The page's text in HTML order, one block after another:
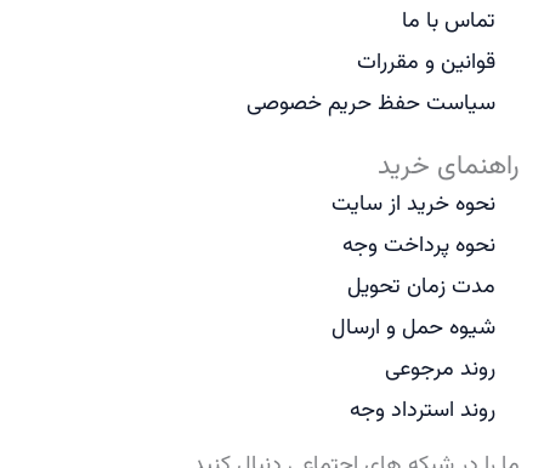
تماس با ما
قوانین و مقررات
سیاست حفظ حریم خصوصی
راهنمای خرید
نحوه خرید از سایت
نحوه پرداخت وجه
مدت زمان تحویل
شیوه حمل و ارسال
روند مرجوعی
روند استرداد وجه